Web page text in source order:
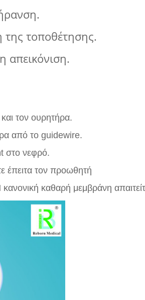
τοποθέτησης.
απεικόνιση.
τον ουρητήρα.
από το guidewire.
στο νεφρό.
έπειτα τον προωθητή
καθαρή μεμβράνη